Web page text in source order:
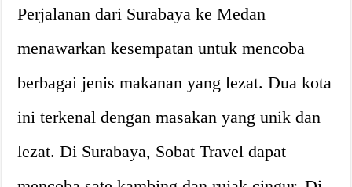
Perjalanan dari Surabaya ke Medan
menawarkan kesempatan untuk mencoba
berbagai jenis makanan yang lezat. Dua kota
ini terkenal dengan masakan yang unik dan
lezat. Di Surabaya, Sobat Travel dapat